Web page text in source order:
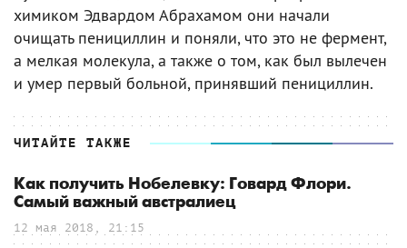
химиком Эдвардом Абрахамом они начали
очищать пенициллин и поняли, что это не фермент,
а мелкая молекула, а также о том, как был вылечен
и умер первый больной, принявший пенициллин.
ЧИТАЙТЕ ТАКЖЕ
Как получить Нобелевку: Говард Флори.
Самый важный австралиец
12 мая 2018, 21:15